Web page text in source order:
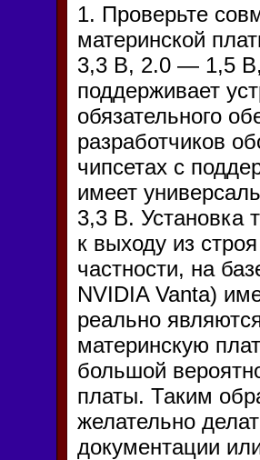
1. Проверьте
материнской
3,3 В, 2.0 — 1,5
поддерживает
обязательного
разработчиков
чипсетах с
имеет
3,3 В. Установка
к выходу из
частности, на
NVIDIA Vanta)
реально
материнскую
большой
платы. Таким
желательно
документации